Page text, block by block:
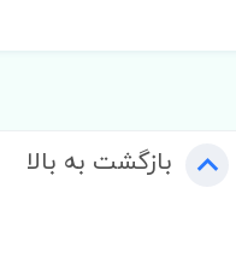
بازگشت به بالا